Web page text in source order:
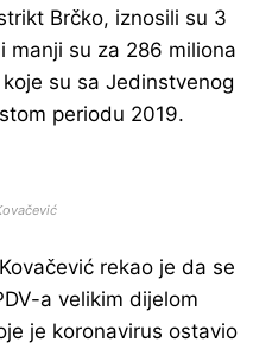
Brčko, iznosili su 3
manji su za 286 miliona
su sa Jedinstvenog
periodu 2019.
rekao je da se
a velikim dijelom
je koronavirus ostavio